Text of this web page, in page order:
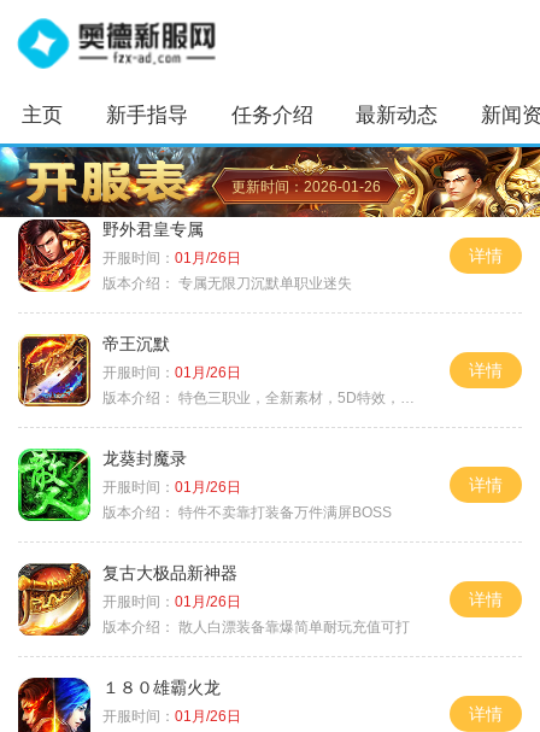
主页 新手指导 任务介绍 最新动态 新闻
更新时间：2026-01-26
野外君皇专属
开服时间： 01月/26日
版本介绍： 专属无限刀沉默单职业迷失
详情
帝王沉默
开服时间： 01月/26日
版本介绍： 特色三职业，全新素材，5D特效，不卡图
详情
龙葵封魔录
开服时间： 01月/26日
版本介绍： 特件不卖靠打装备万件满屏BOSS
详情
复古大极品新神器
开服时间： 01月/26日
版本介绍： 散人白漂装备靠爆简单耐玩充值可打
详情
１８０雄霸火龙
开服时间： 01月/26日
详情